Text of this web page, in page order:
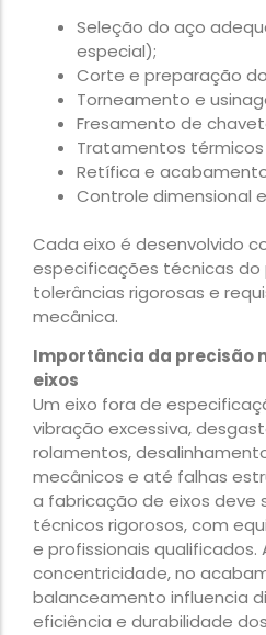
Seleção do aço
especial);
Corte e preparação
Torneamento e
Fresamento de
Tratamentos
Retífica e
Controle dimensional
Cada eixo é desenvolvido
especificações técnicas
tolerâncias rigorosas e
mecânica.
Importância da precisão
eixos
Um eixo fora de
vibração excessiva,
rolamentos,
mecânicos e até falhas
a fabricação de eixos deve
técnicos rigorosos, com
e profissionais qualificados.
concentricidade, no
balanceamento influencia
eficiência e durabilidade